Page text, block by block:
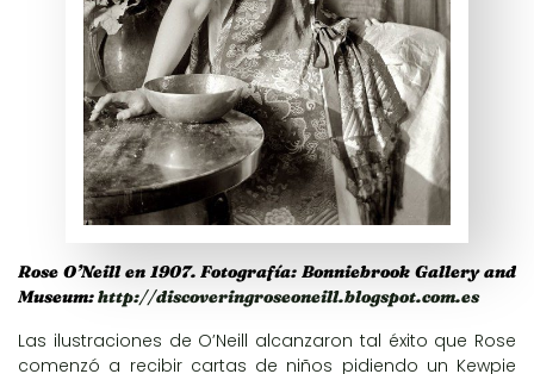
Rose O’Neill en 1907. Fotografía: Bonniebrook Gallery and
Museum:http://discoveringroseoneill.blogspot.com.es
Las ilustraciones de O’Neill alcanzaron tal éxito que Rose
comenzó a recibir cartas de niños pidiendo un Kewpie